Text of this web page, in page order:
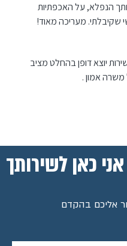
הנפלא, על האכפתיות
שקיבלתי. מעריכה מאוד!
יוצא דופן בהחלט מציב
אמון .
כאן לשירותך
אליכם בהקדם